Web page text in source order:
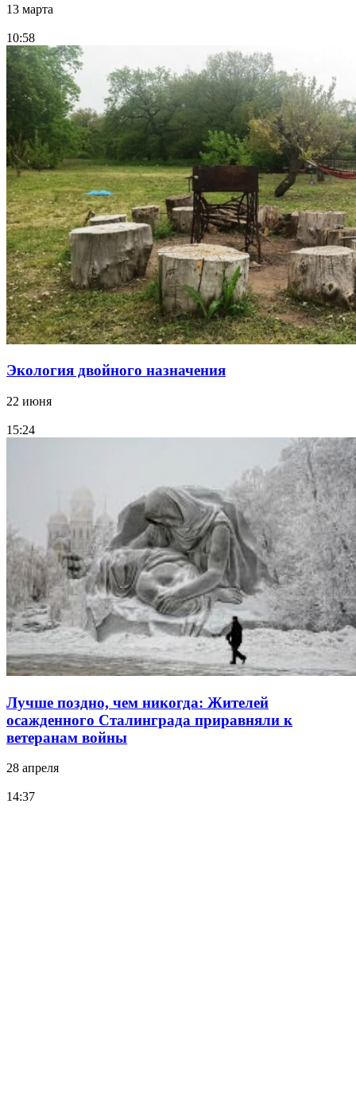
13 марта
10:58
Экология двойного назначения
22 июня
15:24
Лучше поздно, чем никогда: Жителей
осажденного Сталинграда приравняли к
ветеранам войны
28 апреля
14:37